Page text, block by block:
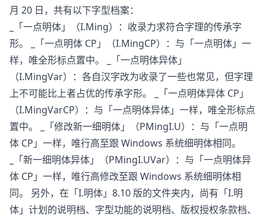
月 20 日，共有以下字型档案：
_「一点明体」（I.Ming）：收录力求符合字理的传承字
形。 _「一点明体 CP」（I.MingCP）：与「一点明体」一
样，唯全形标点置中。 _「一点明体异体」
（I.MingVar）：各自汉字改为收录了一些也常见，但字理
上不可能比上者占优的传承字形。 _「一点明体异体 CP」
（I.MingVarCP）：与「一点明体异体」一样，唯全形标点
置中。 _「修改新一细明体」（PMingI.U）：与「一点明
体 CP」一样，唯行高至跟 Windows 系统细明体相同。
_「新一细明体异体」（PMingI.UVar）：与「一点明体异
体 CP」一样，唯行高修改至跟 Windows 系统细明体相
同。 另外，在「I.明体」8.10 版的文件夹内，尚有「I.明
体」计划的说明档、字型功能的说明档、版权授权条款档、